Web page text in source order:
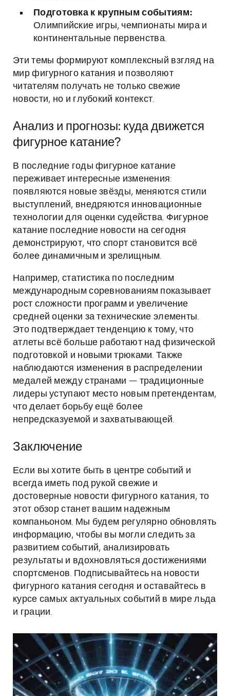
Подготовка к крупным событиям:
Олимпийские игры, чемпионаты мира и
континентальные первенства.
Эти темы формируют комплексный взгляд на
мир фигурного катания и позволяют
читателям получать не только свежие
новости, но и глубокий контекст.
Анализ и прогнозы: куда движется
фигурное катание?
В последние годы фигурное катание
переживает интересные изменения:
появляются новые звёзды, меняются стили
выступлений, внедряются инновационные
технологии для оценки судейства. Фигурное
катание последние новости на сегодня
демонстрируют, что спорт становится всё
более динамичным и зрелищным.
Например, статистика по последним
международным соревнованиям показывает
рост сложности программ и увеличение
средней оценки за технические элементы.
Это подтверждает тенденцию к тому, что
атлеты всё больше работают над физической
подготовкой и новыми трюками. Также
наблюдаются изменения в распределении
медалей между странами — традиционные
лидеры уступают место новым претендентам,
что делает борьбу ещё более
непредсказуемой и захватывающей.
Заключение
Если вы хотите быть в центре событий и
всегда иметь под рукой свежие и
достоверные новости фигурного катания, то
этот обзор станет вашим надежным
компаньоном. Мы будем регулярно обновлять
информацию, чтобы вы могли следить за
развитием событий, анализировать
результаты и вдохновляться достижениями
спортсменов. Подписывайтесь на новости
фигурного катания сегодня и оставайтесь в
курсе самых актуальных событий в мире льда
и грации.